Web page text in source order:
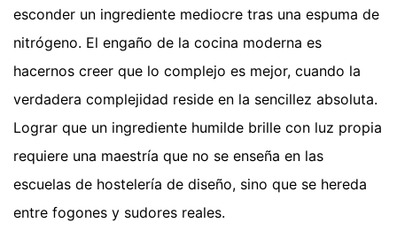
esconder un ingrediente mediocre tras una espuma de
nitrógeno. El engaño de la cocina moderna es
hacernos creer que lo complejo es mejor, cuando la
verdadera complejidad reside en la sencillez absoluta.
Lograr que un ingrediente humilde brille con luz propia
requiere una maestría que no se enseña en las
escuelas de hostelería de diseño, sino que se hereda
entre fogones y sudores reales.